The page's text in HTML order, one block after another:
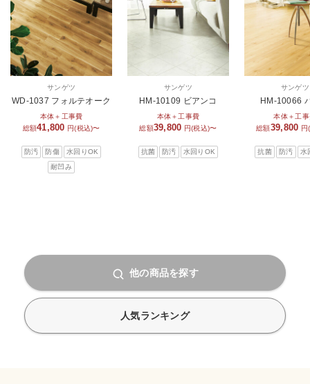
サンゲツ
WD-1037 フォルテオーク
本体＋工事費
総額41,800 円(税込)〜
防汚 防傷
水回りOK
耐凹み
サンゲツ
HM-10109 ビアンコ
本体＋工事費
総額39,800 円(税込)〜
抗菌 防汚 水回りOK
サンゲツ
HM-10066
本体＋工
総額39,800 円
抗菌 防汚 水
他の商品を探す
人気ランキング